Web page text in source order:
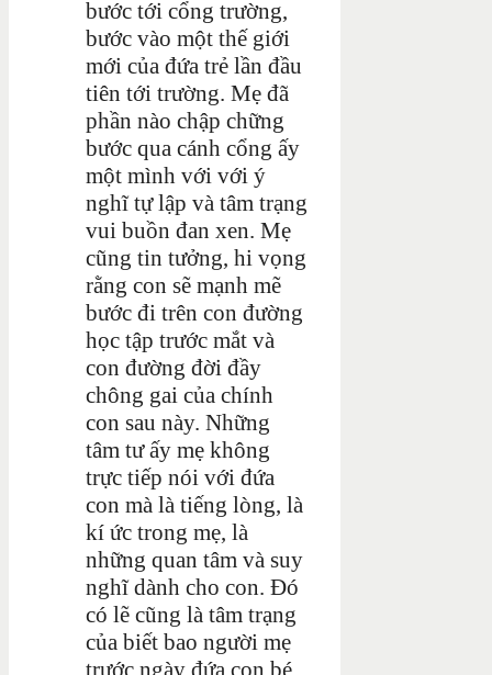
bước tới cổng trường,
bước vào một thế giới
mới của đứa trẻ lần đầu
tiên tới trường. Mẹ đã
phần nào chập chững
bước qua cánh cổng ấy
một mình với với ý
nghĩ tự lập và tâm trạng
vui buồn đan xen. Mẹ
cũng tin tưởng, hi vọng
rằng con sẽ mạnh mẽ
bước đi trên con đường
học tập trước mắt và
con đường đời đầy
chông gai của chính
con sau này. Những
tâm tư ấy mẹ không
trực tiếp nói với đứa
con mà là tiếng lòng, là
kí ức trong mẹ, là
những quan tâm và suy
nghĩ dành cho con. Đó
có lẽ cũng là tâm trạng
của biết bao người mẹ
trước ngày đứa con bé